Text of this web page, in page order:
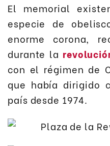
El memorial
especie de
enorme corona,
durante la
con el régimen de
que había dirigido
país desde 1974.